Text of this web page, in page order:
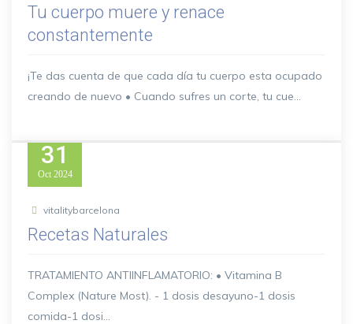
Tu cuerpo muere y renace
constantemente
¡Te das cuenta de que cada día tu cuerpo esta ocupado
creando de nuevo • Cuando sufres un corte, tu cue...
31
Oct 2024
vitalitybarcelona
Recetas Naturales
TRATAMIENTO ANTIINFLAMATORIO: • Vitamina B
Complex (Nature Most). - 1 dosis desayuno-1 dosis
comida-1 dosi...